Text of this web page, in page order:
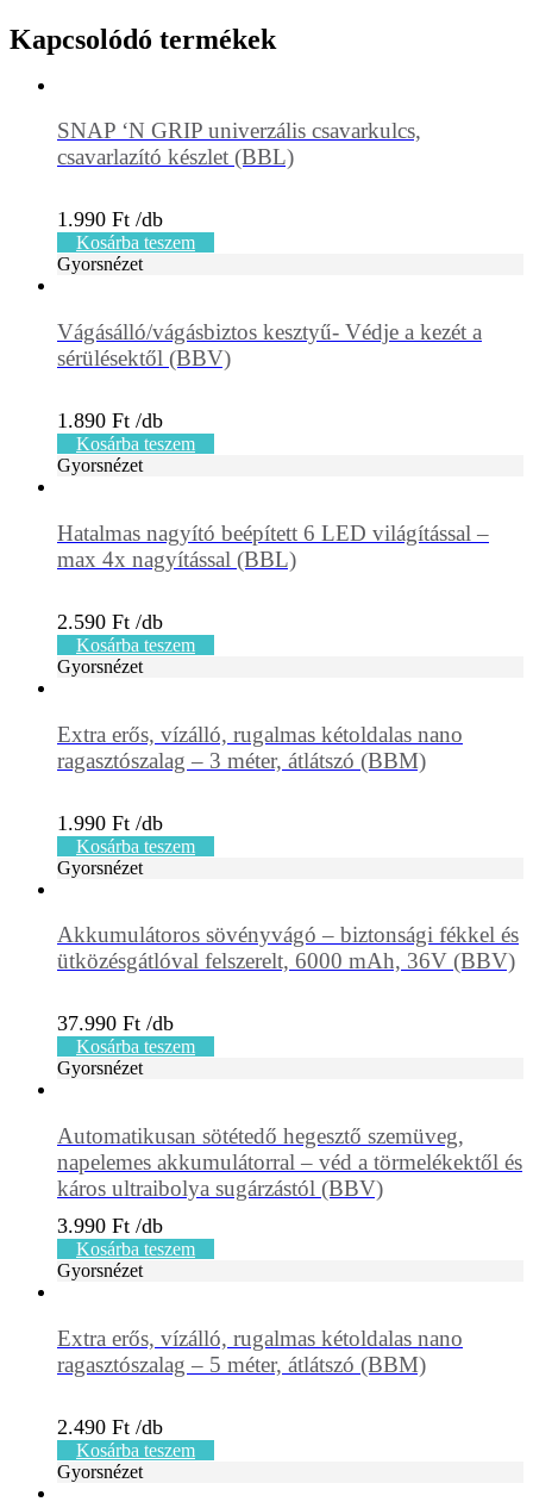
Kapcsolódó termékek
SNAP ‘N GRIP univerzális csavarkulcs,
csavarlazító készlet (BBL)
1.990 Ft
Kosárba teszem
Gyorsnézet
Vágásálló/vágásbiztos kesztyű- Védje a kezét a
sérülésektől (BBV)
1.890 Ft
Kosárba teszem
Gyorsnézet
Hatalmas nagyító beépített 6 LED világítással –
max 4x nagyítással (BBL)
2.590 Ft
Kosárba teszem
Gyorsnézet
Extra erős, vízálló, rugalmas kétoldalas nano
ragasztószalag – 3 méter, átlátszó (BBM)
1.990 Ft
Kosárba teszem
Gyorsnézet
Akkumulátoros sövényvágó – biztonsági fékkel és
ütközésgátlóval felszerelt, 6000 mAh, 36V (BBV)
37.990 Ft
Kosárba teszem
Gyorsnézet
Automatikusan sötétedő hegesztő szemüveg,
napelemes akkumulátorral – véd a törmelékektől és
káros ultraibolya sugárzástól (BBV)
3.990 Ft
Kosárba teszem
Gyorsnézet
Extra erős, vízálló, rugalmas kétoldalas nano
ragasztószalag – 5 méter, átlátszó (BBM)
2.490 Ft
Kosárba teszem
Gyorsnézet